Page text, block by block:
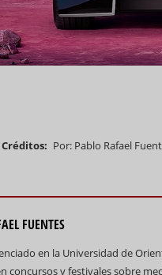
Créditos Por: Pablo Rafael
FUENTES
en la Universidad de
concursos y festivales sobre